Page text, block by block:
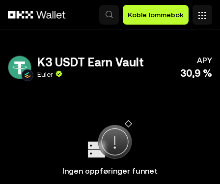
Koble lommebok
K3 USDT Earn Vault
Euler
APY
30,9 %
Ingen oppføringer funnet